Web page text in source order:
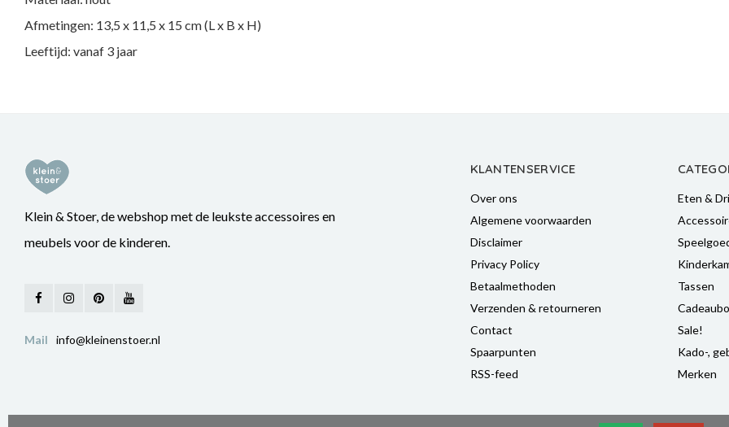
Afmetingen: 13,5 x 11,5 x 15 cm (L x B x H)
Leeftijd: vanaf 3 jaar
Klein & Stoer, de webshop met de leukste accessoires en
meubels voor de kinderen.
Mail info@kleinenstoer.nl
KLANTENSERVICE
Over ons
Algemene voorwaarden
Disclaimer
Privacy Policy
Betaalmethoden
Verzenden & retourneren
Contact
Spaarpunten
RSS-feed
Eten &
Tassen
Sale!
Kado-,
Merken